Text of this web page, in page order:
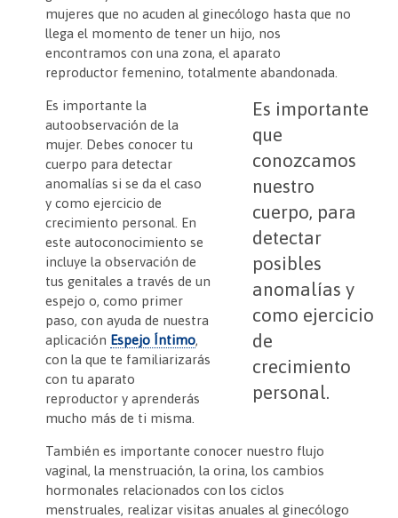
mujeres que no acuden al ginecólogo hasta que no
llega el momento de tener un hijo, nos
encontramos con una zona, el aparato
reproductor femenino, totalmente abandonada.
Es importante
que
conozcamos
nuestro
cuerpo, para
detectar
posibles
anomalías y
como ejercicio
de
crecimiento
personal.
Es importante la
autoobservación de la
mujer. Debes conocer tu
cuerpo para detectar
anomalías si se da el caso
y como ejercicio de
crecimiento personal. En
este autoconocimiento se
incluye la observación de
tus genitales a través de un
espejo o, como primer
paso, con ayuda de nuestra
aplicación Espejo Íntimo,
con la que te familiarizarás
con tu aparato
reproductor y aprenderás
mucho más de ti misma.
También es importante conocer nuestro flujo
vaginal, la menstruación, la orina, los cambios
hormonales relacionados con los ciclos
menstruales, realizar visitas anuales al ginecólogo